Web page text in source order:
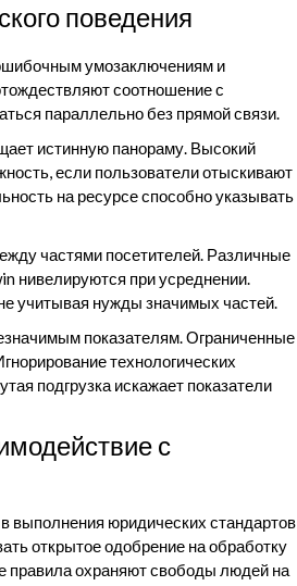
поведения
умозаключениям и
соотношение с
параллельно без прямой связи.
истинную панораму. Высокий
если пользователи отыскивают
на ресурсе способно указывать
частями посетителей. Различные
нивелируются при усреднении.
учитывая нужды значимых частей.
показателям. Ограниченные
технологических
подгрузка искажает показатели
с
выполнения юридических стандартов
открытое одобрение на обработку
правила охраняют свободы людей на